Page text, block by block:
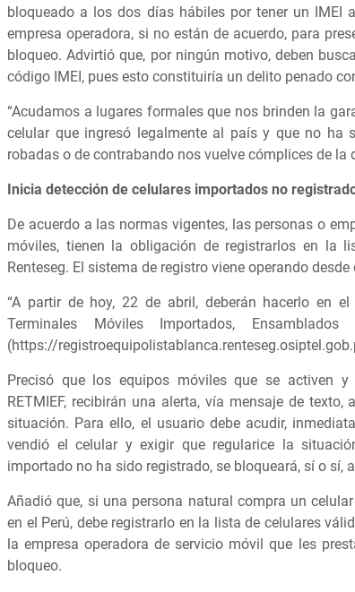
bloqueado a los dos días hábiles por tener un IMEI
empresa operadora, si no están de acuerdo, para
bloqueo. Advirtió que, por ningún motivo, deben
código IMEI, pues esto constituiría un delito penado
“Acudamos a lugares formales que nos brinden la
celular que ingresó legalmente al país y que no ha
robadas o de contrabando nos vuelve cómplices de la
Inicia detección de celulares importados no
De acuerdo a las normas vigentes, las personas o
móviles, tienen la obligación de registrarlos en la
Renteseg. El sistema de registro viene operando
“A partir de hoy, 22 de abril, deberán hacerlo en
Terminales Móviles Importados, Ensamblados
(https://
Precisó que los equipos móviles que se activen
RETMIEF, recibirán una alerta, vía mensaje de texto,
situación. Para ello, el usuario debe acudir,
vendió el celular y exigir que regularice la
importado no ha sido registrado, se bloqueará, sí o sí,
Añadió que, si una persona natural compra un
en el Perú, debe registrarlo en la lista de celulares
la empresa operadora de servicio móvil que les
bloqueo.